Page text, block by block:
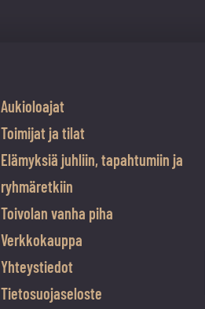
Aukioloajat
Toimijat ja tilat
Elämyksiä juhliin, tapahtumiin ja
ryhmäretkiin
Toivolan vanha piha
Verkkokauppa
Yhteystiedot
Tietosuojaseloste